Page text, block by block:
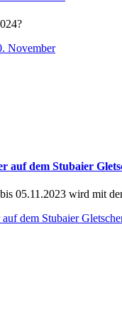
November
auf dem Stubaier
05.11.2023 wird mit
dem Stubaier